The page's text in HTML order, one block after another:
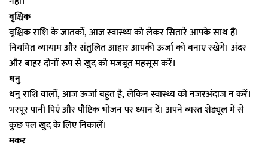
वृश्चिक
वृश्चिक राशि के जातकों, आज स्वास्थ्य को लेकर सितारे आपके साथ हैं।
नियमित व्यायाम और संतुलित आहार आपकी ऊर्जा को बनाए रखेंगे। अंदर
और बाहर दोनों रूप से खुद को मजबूत महसूस करें।
धनु
धनु राशि वालों, आज ऊर्जा बहुत है, लेकिन स्वास्थ्य को नजरअंदाज न करें।
भरपूर पानी पिएं और पौष्टिक भोजन पर ध्यान दें। अपने व्यस्त शेड्यूल में से
कुछ पल खुद के लिए निकालें।
मकर